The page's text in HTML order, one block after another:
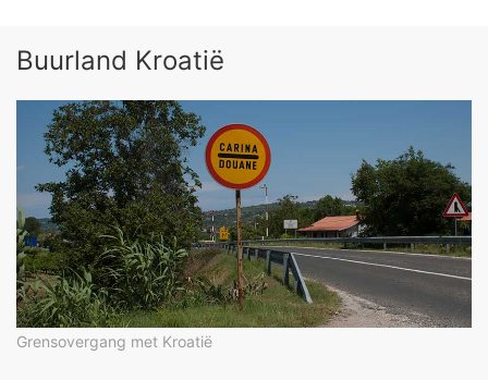
Buurland Kroatië
Grensovergang met Kroatië